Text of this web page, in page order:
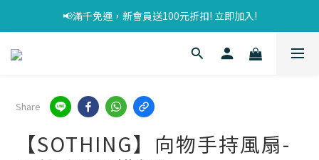
📢滿千免運，新會員送100元折扣! 立即加入!
Share
【SOTHING】向物手持風扇-